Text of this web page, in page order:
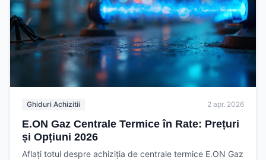
Ghiduri Achizitii 2 apr. 2026
E.ON Gaz Centrale Termice în Rate: Prețuri
și Opțiuni 2026
Aflați totul despre achiziția de centrale termice E.ON Gaz